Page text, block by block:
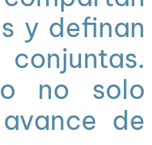
y definan
no solo
de